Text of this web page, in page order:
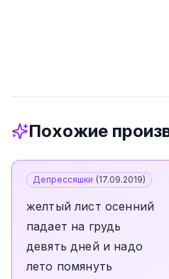
Похожие
Депрессяшки (17.09.2019)
желтый лист осенний
падает на грудь
девять дней и надо
лето помянуть